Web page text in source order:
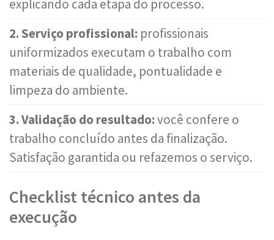
explicando cada etapa do processo.
2. Serviço profissional: profissionais
uniformizados executam o trabalho com
materiais de qualidade, pontualidade e
limpeza do ambiente.
3. Validação do resultado:você confere o
trabalho concluído antes da finalização.
Satisfação garantida ou refazemos o serviço.
Checklist técnico antes da
execução